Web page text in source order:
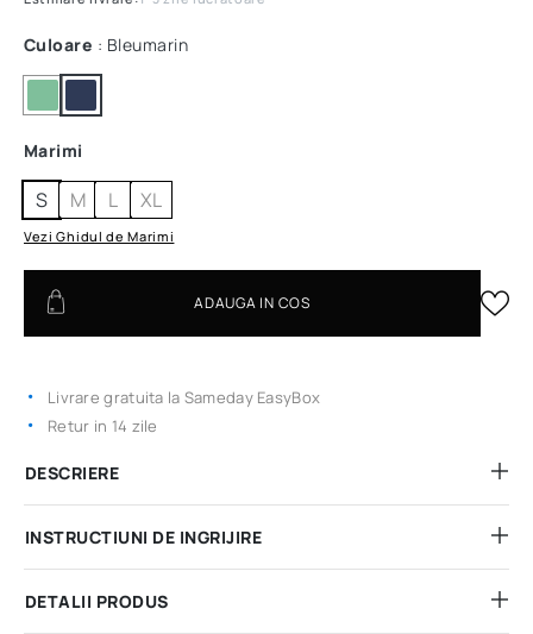
Culoare : Bleumarin
Marimi
S M L XL
Vezi Ghidul de Marimi
ADAUGA IN COS
Livrare gratuita la Sameday EasyBox
Retur in 14 zile
DESCRIERE
INSTRUCTIUNI DE INGRIJIRE
DETALII PRODUS